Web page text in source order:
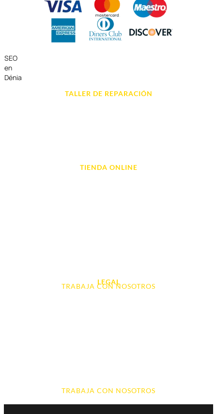
SEO
en
Dénia
TALLER DE REPARACIÓN
TIENDA ONLINE
LEGAL
TRABAJA CON NOSOTROS
TRABAJA CON NOSOTROS